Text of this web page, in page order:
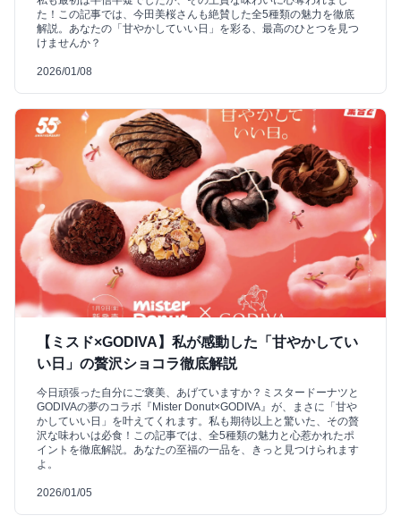
た！この記事では、今田美桜さんも絶賛した全5種類の魅力を徹底
解説。あなたの「甘やかしていい日」を彩る、最高のひとつを見つ
けませんか？
2026/01/08
【ミスド×GODIVA】私が感動した「甘やかしてい
い日」の贅沢ショコラ徹底解説
今日頑張った自分にご褒美、あげていますか？ミスタードーナツと
GODIVAの夢のコラボ『Mister Donut×GODIVA』が、まさに「甘や
かしていい日」を叶えてくれます。私も期待以上と驚いた、その贅
沢な味わいは必食！この記事では、全5種類の魅力と心惹かれたポ
イントを徹底解説。あなたの至福の一品を、きっと見つけられます
よ。
2026/01/05